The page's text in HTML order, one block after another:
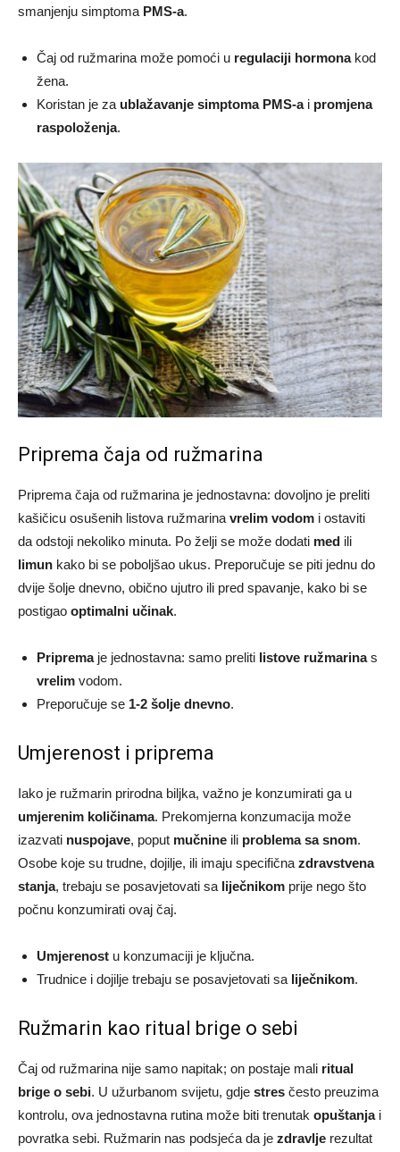
smanjenju simptoma PMS-a.
Čaj od ružmarina može pomoći u regulaciji hormonakod
žena.
Koristan je za ublažavanje simptoma PMS-ai promjena
raspoloženja.
Priprema čaja od ružmarina
Priprema čaja od ružmarina je jednostavna: dovoljno je preliti
kašičicu osušenih listova ružmarina vrelim vodom i ostaviti
da odstoji nekoliko minuta. Po želji se može dodati med ili
limun kako bi se poboljšao ukus. Preporučuje se piti jednu do
dvije šolje dnevno, obično ujutro ili pred spavanje, kako bi se
postigao optimalni učinak.
Pripremaje jednostavna: samo preliti listove ružmarinas
vrelim vodom.
Preporučuje se 1-2 šolje dnevno.
Umjerenost i priprema
Iako je ružmarin prirodna biljka, važno je konzumirati ga u
umjerenim količinama. Prekomjerna konzumacija može
izazvati nuspojave, poput mučnine ili problema sa snom.
Osobe koje su trudne, dojilje, ili imaju specifična zdravstvena
stanja, trebaju se posavjetovati sa liječnikom prije nego što
počnu konzumirati ovaj čaj.
Umjerenost u konzumaciji je ključna.
Trudnice i dojilje trebaju se posavjetovati sa liječnikom.
Ružmarin kao ritual brige o sebi
Čaj od ružmarina nije samo napitak; on postaje mali ritual
brige o sebi. U užurbanom svijetu, gdje stres često preuzima
kontrolu, ova jednostavna rutina može biti trenutak opuštanjai
povratka sebi. Ružmarin nas podsjeća da je zdravlje rezultat